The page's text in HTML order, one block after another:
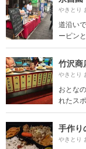
やきとり
道沿い
ーピン
竹沢商
やきとり
おとな
れたス
手作り
やきとり